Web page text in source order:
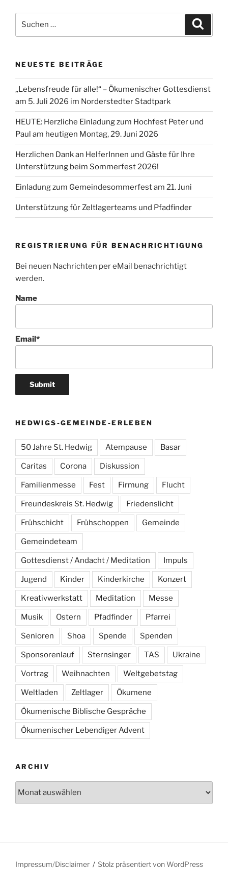
nach:
NEUESTE BEITRÄGE
„Lebensfreude für alle!“ – Ökumenischer Gottesdienst
am 5. Juli 2026 im Norderstedter Stadtpark
HEUTE: Herzliche Einladung zum Hochfest Peter und
Paul am heutigen Montag, 29. Juni 2026
Herzlichen Dank an HelferInnen und Gäste für Ihre
Unterstützung beim Sommerfest 2026!
Einladung zum Gemeindesommerfest am 21. Juni
Unterstützung für Zeltlagerteams und Pfadfinder
REGISTRIERUNG FÜR BENACHRICHTIGUNG
Bei neuen Nachrichten per eMail benachrichtigt
werden.
Name
Email*
HEDWIGS-GEMEINDE-ERLEBEN
50 Jahre St. Hedwig Atempause Basar
Caritas Corona Diskussion
Familienmesse Fest Firmung Flucht
Freundeskreis St. Hedwig Friedenslicht
Frühschicht Frühschoppen Gemeinde
Gemeindeteam
Gottesdienst / Andacht / Meditation Impuls
Jugend Kinder Kinderkirche Konzert
Kreativwerkstatt Meditation Messe
Musik Ostern Pfadfinder Pfarrei
Senioren Shoa Spende Spenden
Sponsorenlauf Sternsinger TAS Ukraine
Vortrag Weihnachten Weltgebetstag
Weltladen Zeltlager Ökumene
Ökumenische Biblische Gespräche
Ökumenischer Lebendiger Advent
ARCHIV
Impressum/Disclaimer Stolz präsentiert von WordPress